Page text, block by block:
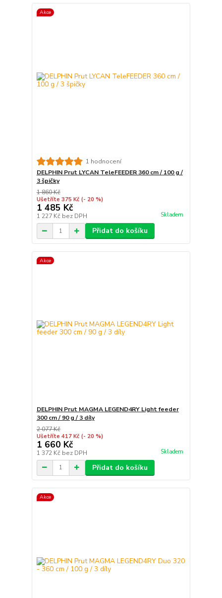
Akce
1 hodnocení
DELPHIN Prut LYCAN TeleFEEDER 360 cm / 100 g /
3 špičky
1 860 Kč
Ušetříte 375 Kč (- 20 %)
1 485 Kč
1 227 Kč bez DPH Skladem
Přidat do košíku
Akce
DELPHIN Prut MAGMA LEGEND4RY Light feeder
300 cm / 90 g / 3 díly
2 077 Kč
Ušetříte 417 Kč (- 20 %)
1 660 Kč
1 372 Kč bez DPH Skladem
Přidat do košíku
Akce